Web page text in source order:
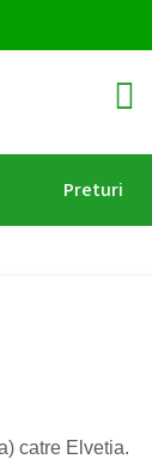
Preturi
catre Elvetia.